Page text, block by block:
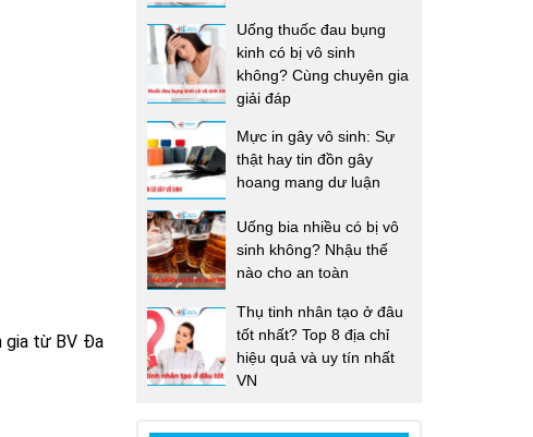
gia từ BV Đa
Uống thuốc đau bụng
kinh có bị vô sinh
không? Cùng chuyên gia
giải đáp
Mực in gây vô sinh: Sự
thật hay tin đồn gây
hoang mang dư luận
Uống bia nhiều có bị vô
sinh không? Nhậu thế
nào cho an toàn
Thụ tinh nhân tạo ở đâu
tốt nhất? Top 8 địa chỉ
hiệu quả và uy tín nhất
VN